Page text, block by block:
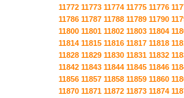
11772 11773 11774 11775 11776
11786 11787 11788 11789 11790
11800 11801 11802 11803 11804
11814 11815 11816 11817 11818
11828 11829 11830 11831 11832
11842 11843 11844 11845 11846
11856 11857 11858 11859 11860
11870 11871 11872 11873 11874